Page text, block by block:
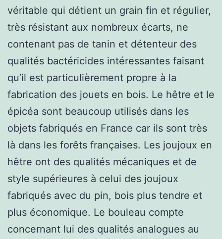
véritable qui détient un grain fin et régulier,
très résistant aux nombreux écarts, ne
contenant pas de tanin et détenteur des
qualités bactéricides intéressantes faisant
qu’il est particulièrement propre à la
fabrication des jouets en bois. Le hêtre et le
épicéa sont beaucoup utilisés dans les
objets fabriqués en France car ils sont très
là dans les forêts françaises. Les joujoux en
hêtre ont des qualités mécaniques et de
style supérieures à celui des joujoux
fabriqués avec du pin, bois plus tendre et
plus économique. Le bouleau compte
concernant lui des qualités analogues au